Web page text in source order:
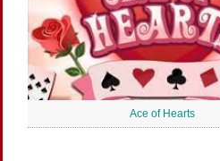
Ace of Hearts